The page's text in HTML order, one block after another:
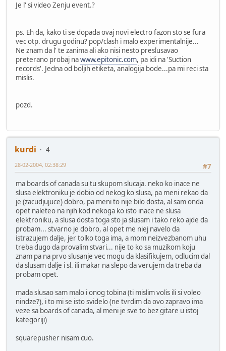
Je l' si video Zenju event.?
ps. Eh da, kako ti se dopada ovaj novi electro fazon sto se fura
vec otp. drugu godinu? pop/clash i malo experimentalnije...
Ne znam da l' te zanima ali ako nisi nesto preslusavao
preterano probaj nawww.epitonic.com, pa idi na 'Suction
records'. Jedna od boljih etiketa, analogija bode...pa mi reci sta
mislis.
pozd.
kurdi
4
#7
28-02-2004, 02:38:29
ma boards of canada su tu skupom slucaja. neko ko inace ne
slusa elektroniku je dobio od nekog ko slusa, pa meni rekao da
je (zacudjujuce) dobro, pa meni to nije bilo dosta, al sam onda
opet naleteo na njih kod nekoga ko isto inace ne slusa
elektroniku, a slusa dosta toga sto ja slusam i tako reko ajde da
probam... stvarno je dobro, al opet me niej navelo da
istrazujem dalje, jer tolko toga ima, a mom neizvezbanom uhu
treba dugo da provalim stvari... nije to ko sa muzikom koju
znam pa na prvo slusanje vec mogu da klasifikujem, odlucim dal
da slusam dalje i sl. ili makar na slepo da verujem da treba da
probam opet.
mada slusao sam malo i onog tobina (ti mislim volis ili si voleo
nindze?), i to mi se isto svidelo (ne tvrdim da ovo zapravo ima
veze sa boards of canada, al meni je sve to bez gitare u istoj
kategoriji)
squarepusher nisam cuo.